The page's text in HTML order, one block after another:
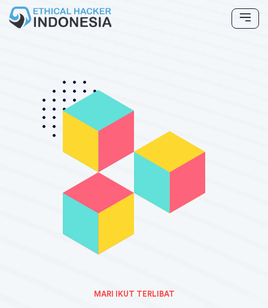
MARI IKUT TERLIBAT